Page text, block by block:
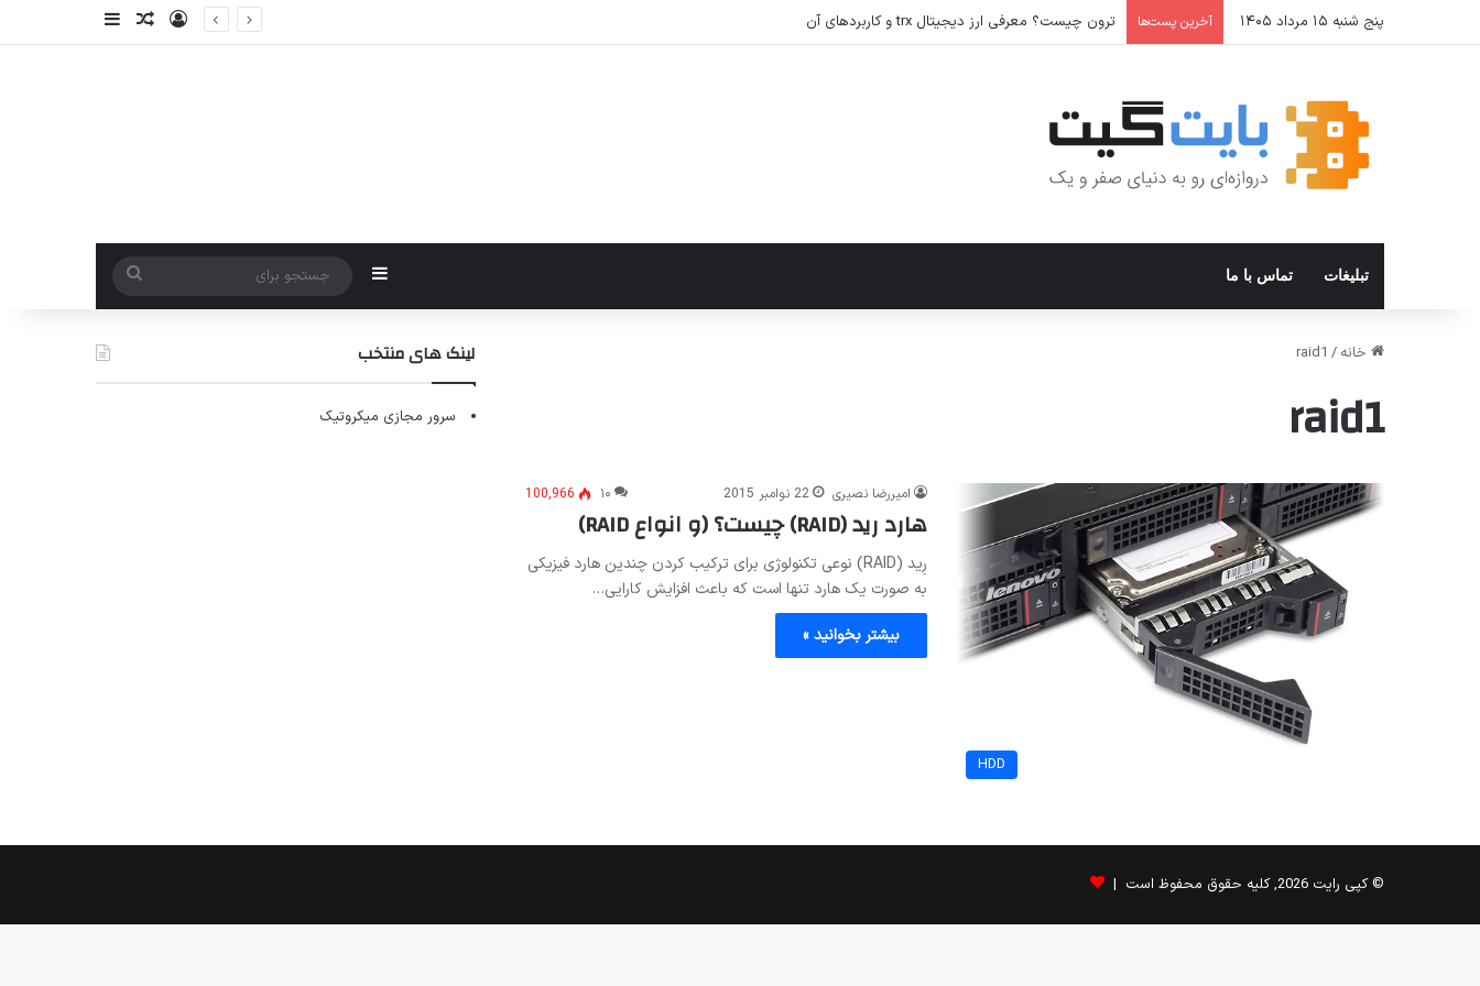
پنج شنبه ۱۵ مرداد ۱۴۰۵ آخرین پست‌ها ترون چیست؟ معرفی ارز دیجیتال trx و کاربردهای آن ورودنوشته تصادفی
سایدبار
تبلیغات تماس با ما سایدبار
جستجو
برای
خانه /
raid1
raid1
HDD
امیررضا نصیری 22 نوامبر 2015 ۱۰ 100,966
هارد رید (RAID) چیست؟ (و انواع RAID)
رِید (RAID) نوعی تکنولوژی برای ترکیب کردن چندین هارد فیزیکی
به صورت یک هارد تنها است که باعث افزایش کارایی…
بیشتر بخوانید »
لینک های منتخب
سرور مجازی میکروتیک
© کپی رایت 2026, کلیه حقوق محفوظ است |